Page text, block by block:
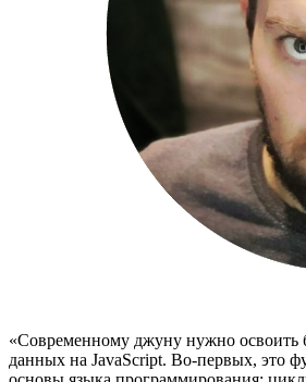
«Современному джуну нужно освоить
данных на JavaScript. Во-первых, это